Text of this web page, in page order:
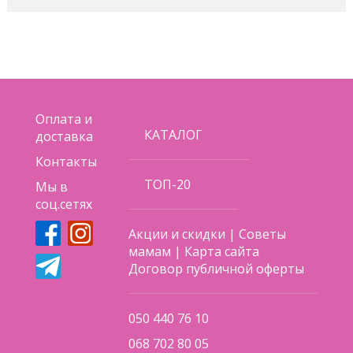
Оплата и
доставка
Контакты
Мы в
соц.сетях
КАТАЛОГ
ТОП-20
Акции и скидки |Советы
мамам | Карта сайта
Договор публичной оферты
050 440 76 10
068 702 80 05